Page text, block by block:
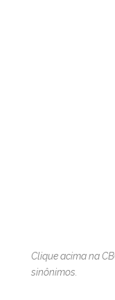
Clique acima na
sinônimos.